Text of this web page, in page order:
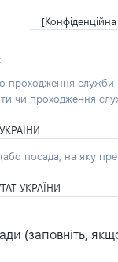
проходження служби
чи проходження
(або посада, на яку
УКРАЇНИ
(заповніть,